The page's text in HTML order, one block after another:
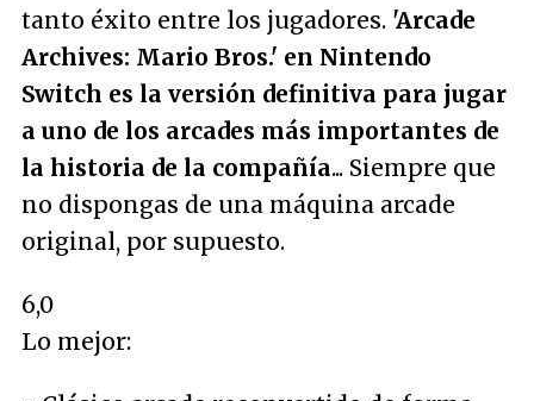
tanto éxito entre los jugadores. 'Arcade
Archives: Mario Bros.' en Nintendo
Switch es la versión definitiva para jugar
a uno de los arcades más importantes de
la historia de la compañía... Siempre que
no dispongas de una máquina arcade
original, por supuesto.
6,0
Lo mejor: